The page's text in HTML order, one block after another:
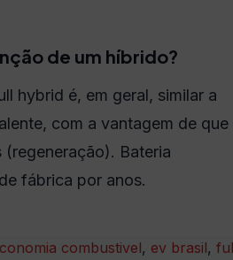
de um híbrido?
hybrid é, em geral, similar a
com a vantagem de que
(regeneração). Bateria
fábrica por anos.
combustivel, ev brasil,